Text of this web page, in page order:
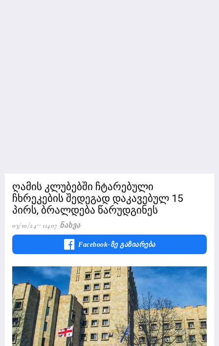
ღამის კლუბებში ჩტარებული
ჩხრეკების შედეგად დაკავებულ 15
პირს, ბრალდება წარუდგინეს
03/10/24 11407 Ნახვა
Facebook-Ზე Გაზიარება